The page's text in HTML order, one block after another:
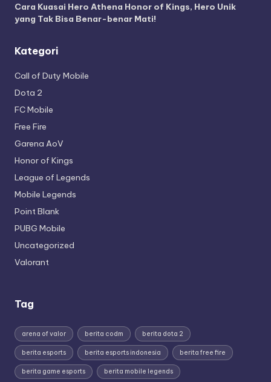
Cara Kuasai Hero Athena Honor of Kings, Hero Unik
yang Tak Bisa Benar-benar Mati!
Kategori
Call of Duty Mobile
Dota 2
FC Mobile
Free Fire
Garena AoV
Honor of Kings
League of Legends
Mobile Legends
Point Blank
PUBG Mobile
Uncategorized
Valorant
Tag
arena of valor berita codm berita dota 2
berita esports berita esports indonesia berita free fire
berita game esports berita mobile legends